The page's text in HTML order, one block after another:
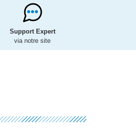
Support Expert
via notre site